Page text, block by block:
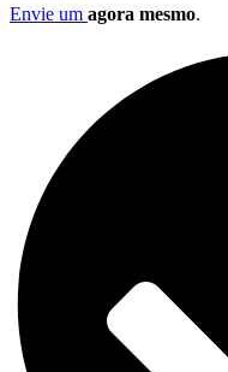
Envie um agora mesmo.